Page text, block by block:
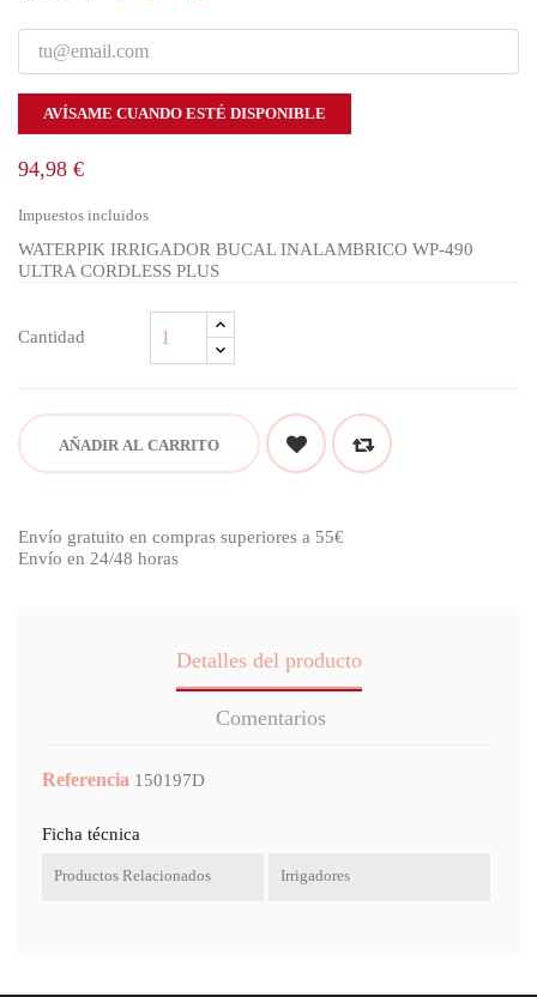
AVÍSAME CUANDO ESTÉ DISPONIBLE
94,98 €
Impuestos incluidos
WATERPIK IRRIGADOR BUCAL INALAMBRICO WP-490
ULTRA CORDLESS PLUS
Cantidad
AÑADIR AL CARRITO
Envío gratuito en compras superiores a 55€
Envío en 24/48 horas
Detalles del producto
Comentarios
Referencia 150197D
Ficha técnica
Productos Relacionados Irrigadores